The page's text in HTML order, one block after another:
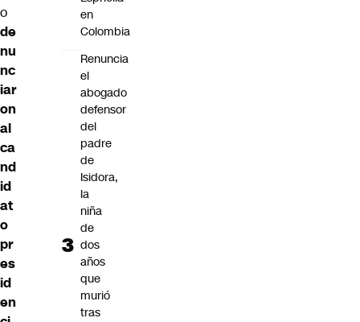
o
de
nu
nc
iar
on
al
ca
nd
id
at
o
pr
es
id
en
en
Colombia
Renuncia
el
abogado
defensor
del
padre
de
Isidora,
la
niña
de
dos
años
que
murió
tras